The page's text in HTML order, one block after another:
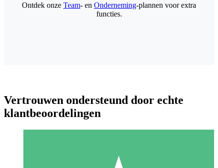
Ontdek onze Team- en Onderneming-plannen voor extra
functies.
Vertrouwen ondersteund door echte
klantbeoordelingen